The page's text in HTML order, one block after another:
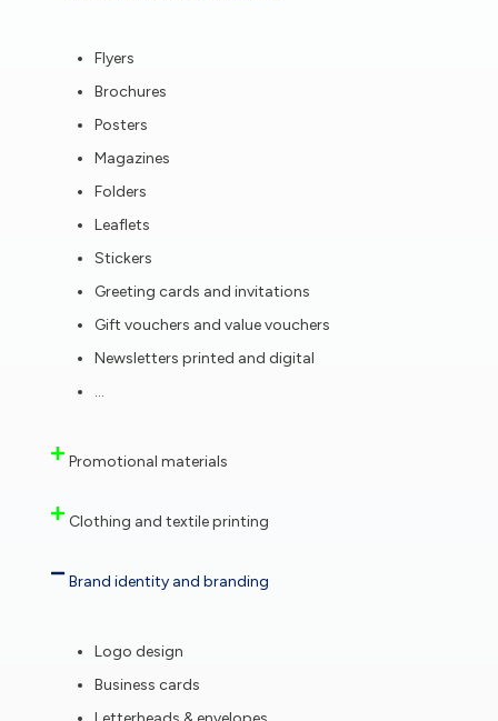
Flyers
Brochures
Posters
Magazines
Folders
Leaflets
Stickers
Greeting cards and invitations
Gift vouchers and value vouchers
Newsletters printed and digital
…
Promotional materials
Clothing and textile printing
Brand identity and branding
Logo design
Business cards